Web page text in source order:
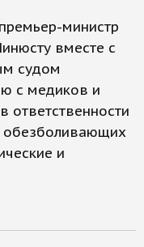
министр
вместе с
судом
с медиков и
ответственности
обезболивающих
и